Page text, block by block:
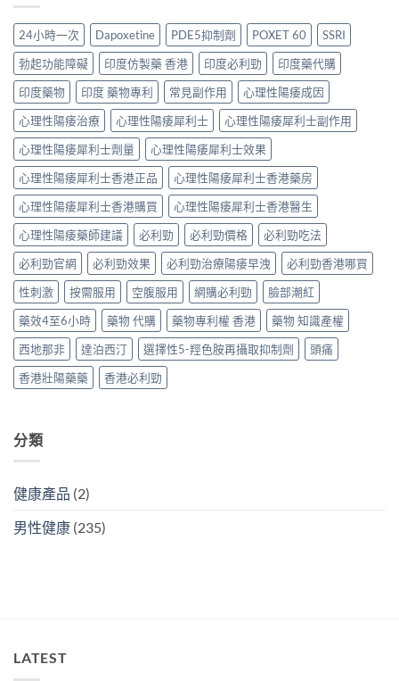
效
消
退
的
全
過
程〉
中
性
福
的
真
實
歷
程〉
中
確
用
法
全
解
析：
藥
效
發
揮、
副
作
用〉
中
析：
西
地
那
非
+
達
泊
西
汀
雙
效
機
制、
正
確
用
法〉
中
肌
痠
痛
副
作
用
解
析：
PDE11
機
制、
風
險
因
子
與
減
輕
方
法〉
中
24小時一次 Dapoxetine PDE5抑制劑 POXET 60
SSRI
勃起功能障礙
印度仿製藥 香港 印度必利勁
印度藥代購
印度藥物
印度 藥物專利 常見副作用
心理性陽痿成因
心理性陽痿治療
心理性陽痿犀利士
心理性陽痿犀利士副作用
心理性陽痿犀利士劑量
心理性陽痿犀利士效果
心理性陽痿犀利士香港正品
心理性陽痿犀利士香港藥房
心理性陽痿犀利士香港購買
心理性陽痿犀利士香港醫生
心理性陽痿藥師建議
必利勁 必利勁價格
必利勁吃法
必利勁官網
必利勁效果 必利勁治療陽痿早洩
必利勁香港哪買
性刺激
按需服用 空腹服用 網購必利勁
臉部潮紅
藥效4至6小時
藥物 代購 藥物專利權 香港
藥物 知識產權
西地那非
達泊西汀 選擇性5-羥色胺再攝取抑制劑
頭痛
香港壯陽藥藥
香港必利勁
分類
健康產品 (2)
男性健康 (235)
LATEST